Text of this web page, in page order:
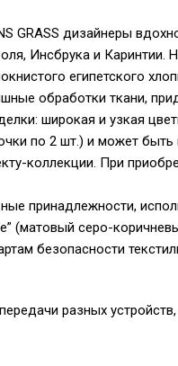
GRASS дизайнеры
Инсбрука и
египетского
обработки ткани,
широкая и узкая
по 2 шт.) и может
коллекции. При
принадлежности,
(матовый серо-
безопасности
разных